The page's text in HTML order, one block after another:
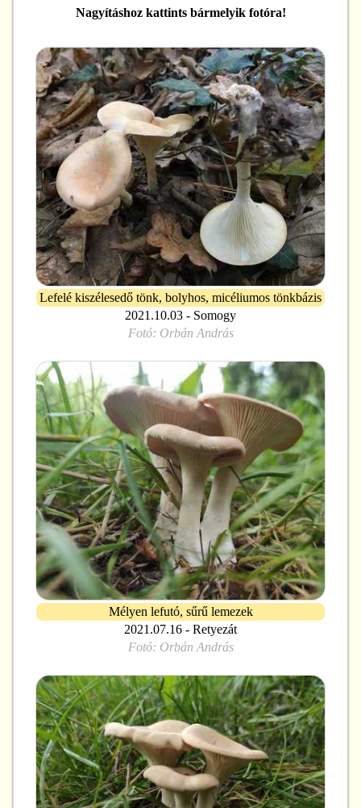
Nagyításhoz kattints bármelyik fotóra!
Lefelé kiszélesedő tönk, bolyhos, micéliumos tönkbázis
2021.10.03 - Somogy
Fotó: Orbán András
Mélyen lefutó, sűrű lemezek
2021.07.16 - Retyezát
Fotó: Orbán András